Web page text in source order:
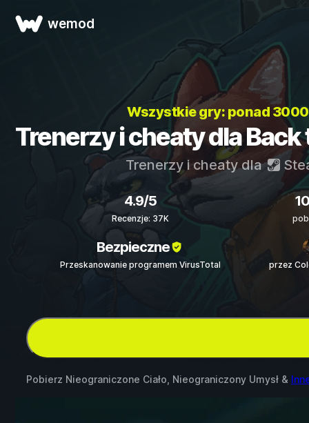
wemod
Wszystkie gry: ponad
Trenerzy i cheaty dla
Trenerzy i cheaty dla
4.9/5
Recenzje: 37K
Bezpieczne
Przeskanowanie programem VirusTotal przez
Pobierz Nieograniczone Ciało, Nieograniczony Umysł &